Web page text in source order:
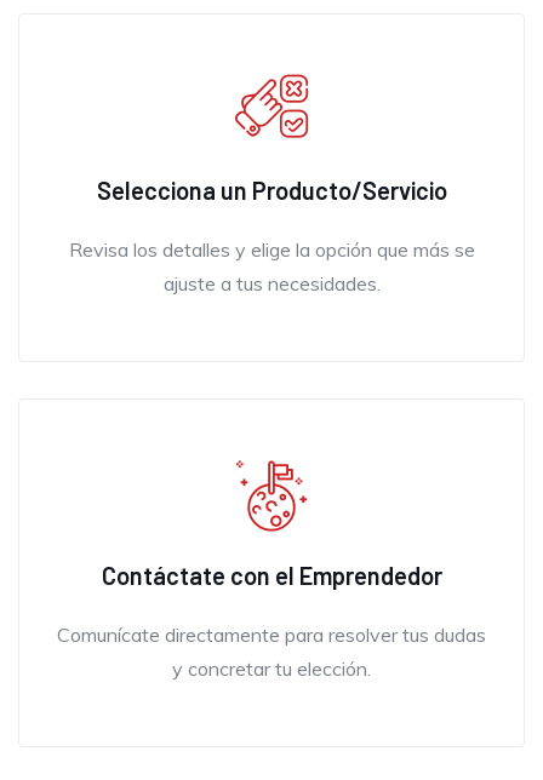
Selecciona un Producto/Servicio
Revisa los detalles y elige la opción que más se
ajuste a tus necesidades.
Contáctate con el Emprendedor
Comunícate directamente para resolver tus dudas
y concretar tu elección.